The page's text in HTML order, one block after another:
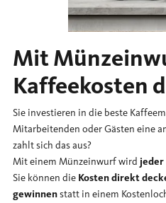
Mit
Kaffeekosten
Sie investieren in die beste
Mitarbeitenden oder Gästen eine
zahlt sich das aus?
Mit einem Münzeinwurf wird jeder
Sie können die Kosten direkt
gewinnenstatt in einem